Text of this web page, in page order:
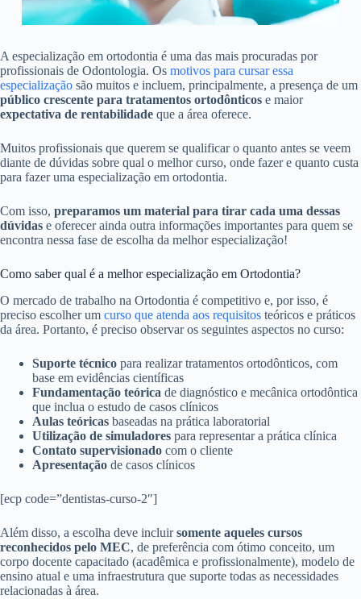
A especialização em ortodontia é uma das mais procuradas por
profissionais de Odontologia. Os motivos para cursar essa
especialização são muitos e incluem, principalmente, a presença de um
público crescente para tratamentos ortodônticos e maior
expectativa de rentabilidade que a área oferece.
Muitos profissionais que querem se qualificar o quanto antes se veem
diante de dúvidas sobre qual o melhor curso, onde fazer e quanto custa
para fazer uma especialização em ortodontia.
Com isso, preparamos um material para tirar cada uma dessas
dúvidas e oferecer ainda outra informações importantes para quem se
encontra nessa fase de escolha da melhor especialização!
Como saber qual é a melhor especialização em Ortodontia?
O mercado de trabalho na Ortodontia é competitivo e, por isso, é
preciso escolher um curso que atenda aos requisitos teóricos e práticos
da área. Portanto, é preciso observar os seguintes aspectos no curso:
Suporte técnico para realizar tratamentos ortodônticos, com
base em evidências científicas
Fundamentação teórica de diagnóstico e mecânica ortodôntica
que inclua o estudo de casos clínicos
Aulas teóricas baseadas na prática laboratorial
Utilização de simuladores para representar a prática clínica
Contato supervisionado com o cliente
Apresentação de casos clínicos
[ecp code=”dentistas-curso-2″]
Além disso, a escolha deve incluirsomente aqueles cursos
reconhecidos pelo MEC, de preferência com ótimo conceito, um
corpo docente capacitado (acadêmica e profissionalmente), modelo de
ensino atual e uma infraestrutura que suporte todas as necessidades
relacionadas à área.